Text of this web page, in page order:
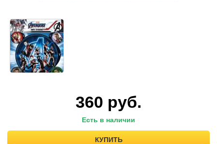
360 руб.
Есть в наличии
КУПИТЬ